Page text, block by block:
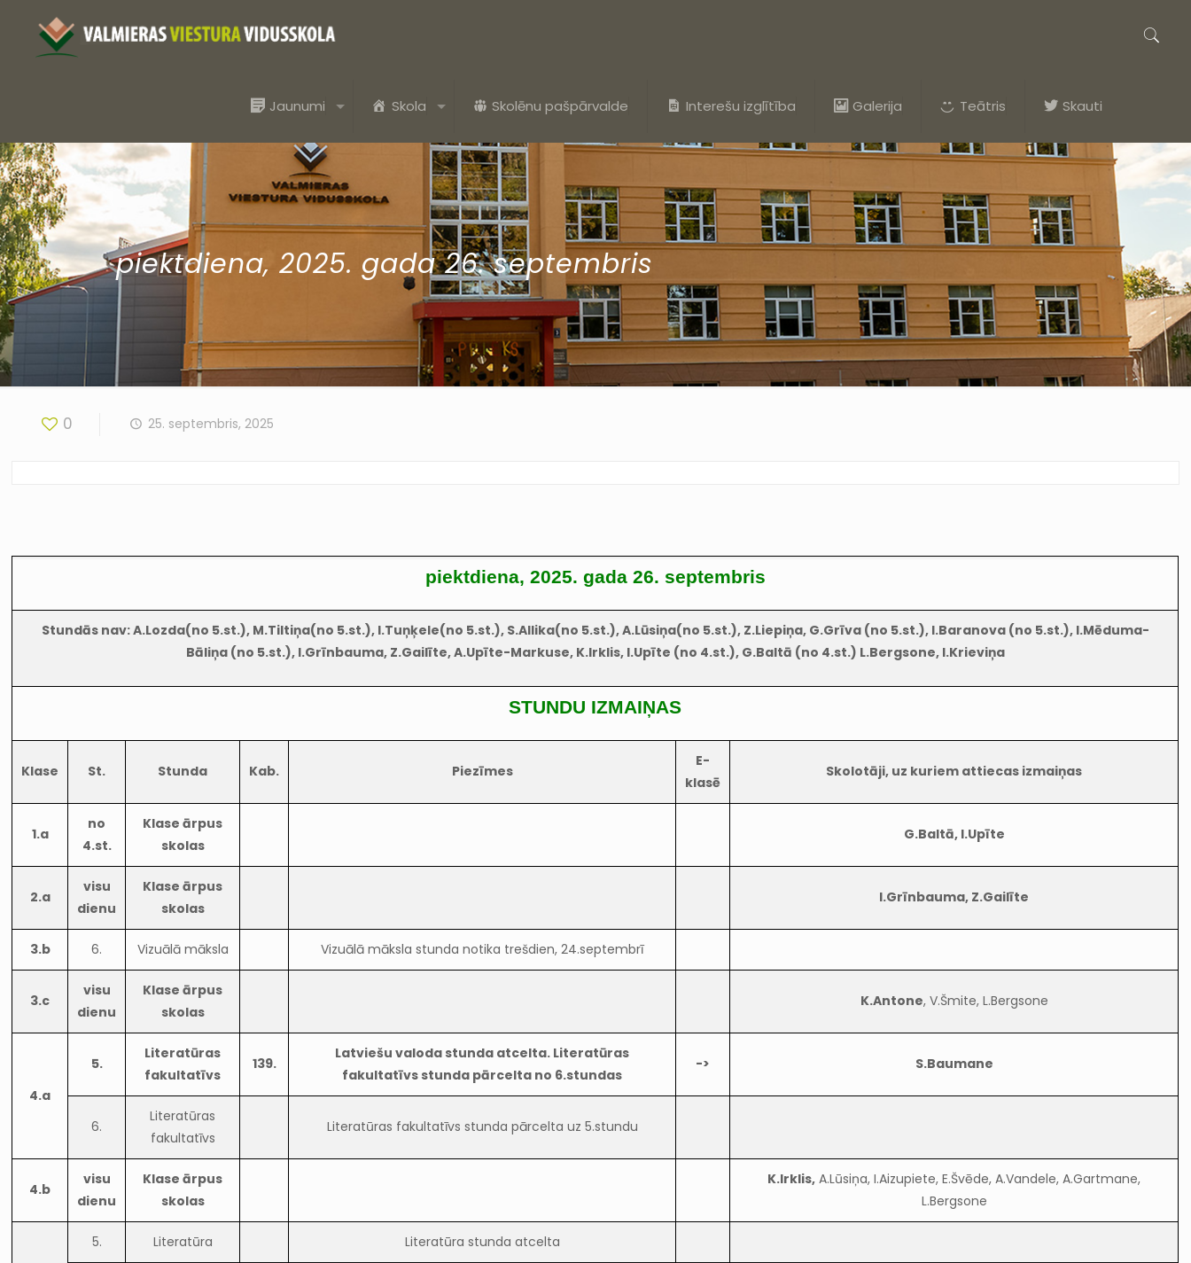
Jaunumi Skola Skolēnu pašpārvalde Interešu izglītība Galerija Teātris Skauti
piektdiena, 2025. gada 26. septembris
0 25. septembris, 2025
piektdiena, 2025. gada 26. septembris
Stundās nav: A.Lozda(no 5.st.), M.Tiltiņa(no 5.st.), I.Tuņķele(no 5.st.), S.Allika(no 5.st.), A.Lūsiņa(no 5.st.), Z.Liepiņa, G.Grīva (no 5.st.), I.Baranova (no 5.st.), I.Mēduma-
Bāliņa (no 5.st.), I.Grīnbauma, Z.Gailīte, A.Upīte-Markuse, K.Irklis, I.Upīte (no 4.st.), G.Baltā (no 4.st.) L.Bergsone, I.Krieviņa
STUNDU IZMAIŅAS
Klase St. Stunda Kab. Piezīmes
E-
klasē
Skolotāji, uz kuriem attiecas izmaiņas
1.a
no
4.st.
Klase ārpus
skolas
G.Baltā, I.Upīte
2.a
visu
dienu
Klase ārpus
skolas
I.Grīnbauma, Z.Gailīte
3.b 6. Vizuālā māksla Vizuālā māksla stunda notika trešdien, 24.septembrī
3.c
visu
dienu
Klase ārpus
skolas
K.Antone, V.Šmite, L.Bergsone
4.a
5.
Literatūras
fakultatīvs
139.
Latviešu valoda stunda atcelta. Literatūras
fakultatīvs stunda pārcelta no 6.stundas
-> S.Baumane
6.
Literatūras
fakultatīvs
Literatūras fakultatīvs stunda pārcelta uz 5.stundu
4.b
visu
dienu
Klase ārpus
skolas
K.Irklis, A.Lūsiņa, I.Aizupiete, E.Švēde, A.Vandele, A.Gartmane,
L.Bergsone
5. Literatūra Literatūra stunda atcelta